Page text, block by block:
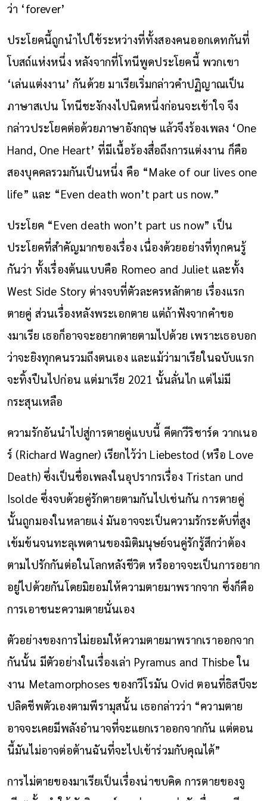
ว่า ‘forever’
ประโยคนี้ถูกนำไปใช้ระหว่างที่ทั้งสองคนออกเดทกันที่
โบสถ์แห่งหนึ่ง หลังจากที่โทนีพูดประโยคนี้ พวกเขา
‘เล่นแต่งงาน’ กันด้วย มาเรียเริ่มกล่าวคำปฏิญาณเป็น
ภาษาสเปน โทนีชะงักงงไปนิดหนึ่งก่อนจะเข้าใจ จึง
กล่าวประโยคต่อด้วยภาษาอังกฤษ แล้วจึงร้องเพลง ‘One
Hand, One Heart’ ที่มีเนื้อร้องสื่อถึงการแต่งงาน ก็คือ
สองบุคคลรวมกันเป็นหนึ่ง คือ “Make of our lives one
life” และ “Even death won’t part us now.”
ประโยค “Even death won’t part us now” เป็น
ประโยคที่สำคัญมากของเรื่อง เนื่องด้วยอย่างที่ทุกคนรู้
กันว่า ทั้งเรื่องต้นแบบคือ Romeo and Juliet และทั้ง
West Side Story ต่างจบที่ตัวละครหลักตาย เรื่องแรก
ตายคู่ ส่วนเรื่องหลังพระเอกตาย แต่ถ้าฟังจากคำขอ
งมาเรีย เธอก็อาจจะอยากตายตามไปด้วย เพราะเธอบอก
ว่าจะยิงทุกคนรวมถึงตนเอง และแม้ว่ามาเรียในฉบับแรก
จะทิ้งปืนไปก่อน แต่มาเรีย 2021 นั้นลั่นไก แต่ไม่มี
กระสุนเหลือ
ความรักอันนำไปสู่การตายคู่แบบนี้ คีตกวีริชาร์ด วากเนอ
ร์ (Richard Wagner) เรียกไว้ว่า Liebestod (หรือ Love
Death) ซึ่งเป็นชื่อเพลงในอุปรากรเรื่อง Tristan und
Isolde ซึ่งจบด้วยคู่รักตายตามกันไปเช่นกัน การตายคู่
นั้นถูกมองในหลายแง่ มันอาจจะเป็นความรักระดับที่สูง
เข้มข้นจนทะลุเพดานของมิติมนุษย์จนคู่รักรู้สึกว่าต้อง
ตามไปรักกันต่อในโลกหลังชีวิต หรืออาจจะเป็นการอยาก
อยู่ไปด้วยกันโดยมิยอมให้ความตายมาพรากจาก ซึ่งก็คือ
การเอาชนะความตายนั่นเอง
ตัวอย่างของการไม่ยอมให้ความตายมาพรากเราออกจาก
กันนั้น มีตัวอย่างในเรื่องเล่า Pyramus and Thisbeใน
งาน Metamorphoses ของกวีโรมัน Ovid ตอนที่ธิสบีจะ
ปลิดชีพตัวเองตามพีรามุสนั้น เธอกล่าวว่า “ความตาย
อาจจะเคยมีพลังอำนาจที่จะแยกเราออกจากกัน แต่ตอน
นี้มันไม่อาจต่อต้านฉันที่จะไปเข้าร่วมกับคุณได้”
การไม่ตายของมาเรียเป็นเรื่องน่าขบคิด การตายของจู